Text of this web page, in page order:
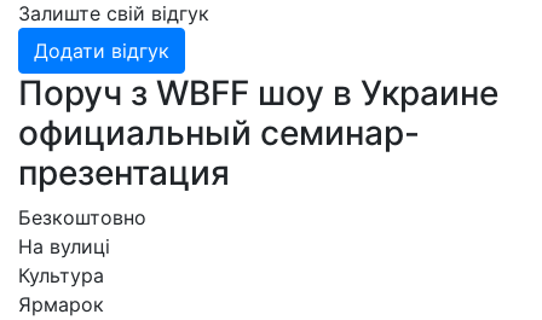
Залиште свій відгук
Додати відгук
Поруч з WBFF шоу в Украине
официальный семинар-
презентация
Безкоштовно
На вулиці
Культура
Ярмарок